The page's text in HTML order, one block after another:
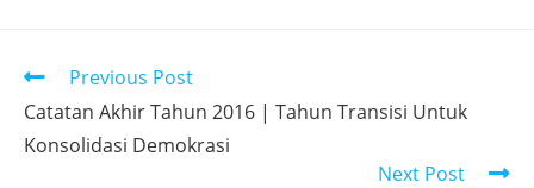
Previous Post
Catatan Akhir Tahun 2016 | Tahun Transisi Untuk
Konsolidasi Demokrasi
Next Post